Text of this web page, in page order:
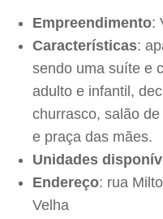
Empreendimento:
Características:
sendo uma suíte e
adulto e infantil,
churrasco, salão
e praça das mães.
Unidades
Endereço: rua
Velha